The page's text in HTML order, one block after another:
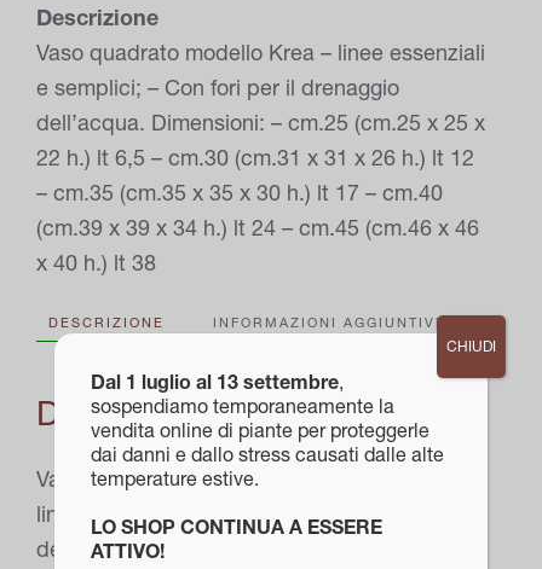
Descrizione
Vaso quadrato modello Krea – linee essenziali
e semplici; – Con fori per il drenaggio
dell’acqua. Dimensioni: – cm.25 (cm.25 x 25 x
22 h.) lt 6,5 – cm.30 (cm.31 x 31 x 26 h.) lt 12
– cm.35 (cm.35 x 35 x 30 h.) lt 17 – cm.40
(cm.39 x 39 x 34 h.) lt 24 – cm.45 (cm.46 x 46
x 40 h.) lt 38
DESCRIZIONE INFORMAZIONI AGGIUNTIVE
Descrizione
Vaso quadrato modello Krea fa parte di una
linea pensata per valorizzare gli angoli verdi
della tua casa attraverso linee essenziali e
Dal 1 luglio al 13 settembre,
sospendiamo temporaneamente la
vendita online di piante per proteggerle
dai danni e dallo stress causati dalle alte
temperature estive.
LO SHOP CONTINUA A ESSERE
ATTIVO!
CHIUDI